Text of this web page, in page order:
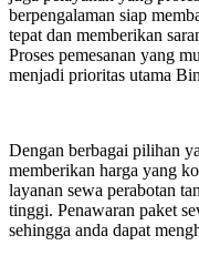
berpengalaman siap
tepat dan memberikan
Proses pemesanan yang
menjadi prioritas utama
Dengan berbagai pilihan
memberikan harga yang
layanan sewa perabotan
tinggi. Penawaran paket
sehingga anda dapat